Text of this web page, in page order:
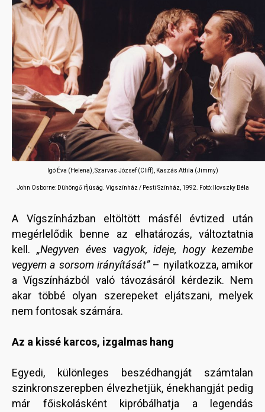
Igó Éva (Helena), Szarvas József (Cliff), Kaszás Attila (Jimmy)
John Osborne: Dühöngő ifjúság. Vígszínház / Pesti Színház, 1992. Fotó: Ilovszky Béla
A Vígszínházban eltöltött másfél évtized után
megérlelődik benne az elhatározás, változtatnia
kell. „Negyven éves vagyok, ideje, hogy kezembe
vegyem a sorsom irányítását”– nyilatkozza, amikor
a Vígszínházból való távozásáról kérdezik. Nem
akar többé olyan szerepeket eljátszani, melyek
nem fontosak számára.
Az a kissé karcos, izgalmas hang
Egyedi, különleges beszédhangját számtalan
szinkronszerepben élvezhetjük, énekhangját pedig
már főiskolásként kipróbálhatja a legendás